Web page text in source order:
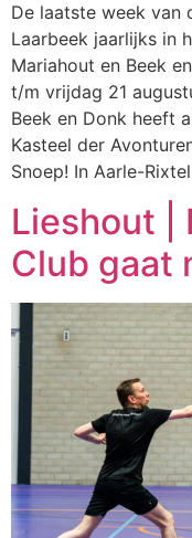
De laatste week van
Laarbeek jaarlijks in
Mariahout en Beek
t/m vrijdag 21
Beek en Donk heeft
Kasteel der
Snoep! In Aarle-
Lieshout |
Club gaat